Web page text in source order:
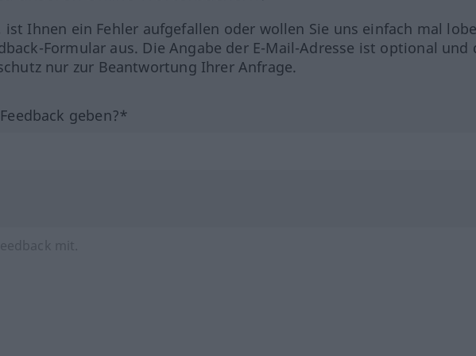
ist Ihnen ein Fehler aufgefallen oder wollen Sie uns einfach mal
Formular aus. Die Angabe der E-Mail-Adresse ist optional und
nur zur Beantwortung Ihrer Anfrage.
geben?*